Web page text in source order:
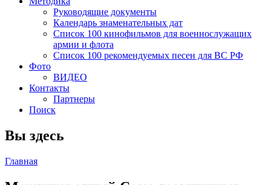
Руководящие документы
Календарь знаменательных дат
Список 100 кинофильмов для военнослужащих
армии и флота
Список 100 рекомендуемых песен для ВС РФ
Фото
ВИДЕО
Контакты
Партнеры
Поиск
Вы здесь
Главная